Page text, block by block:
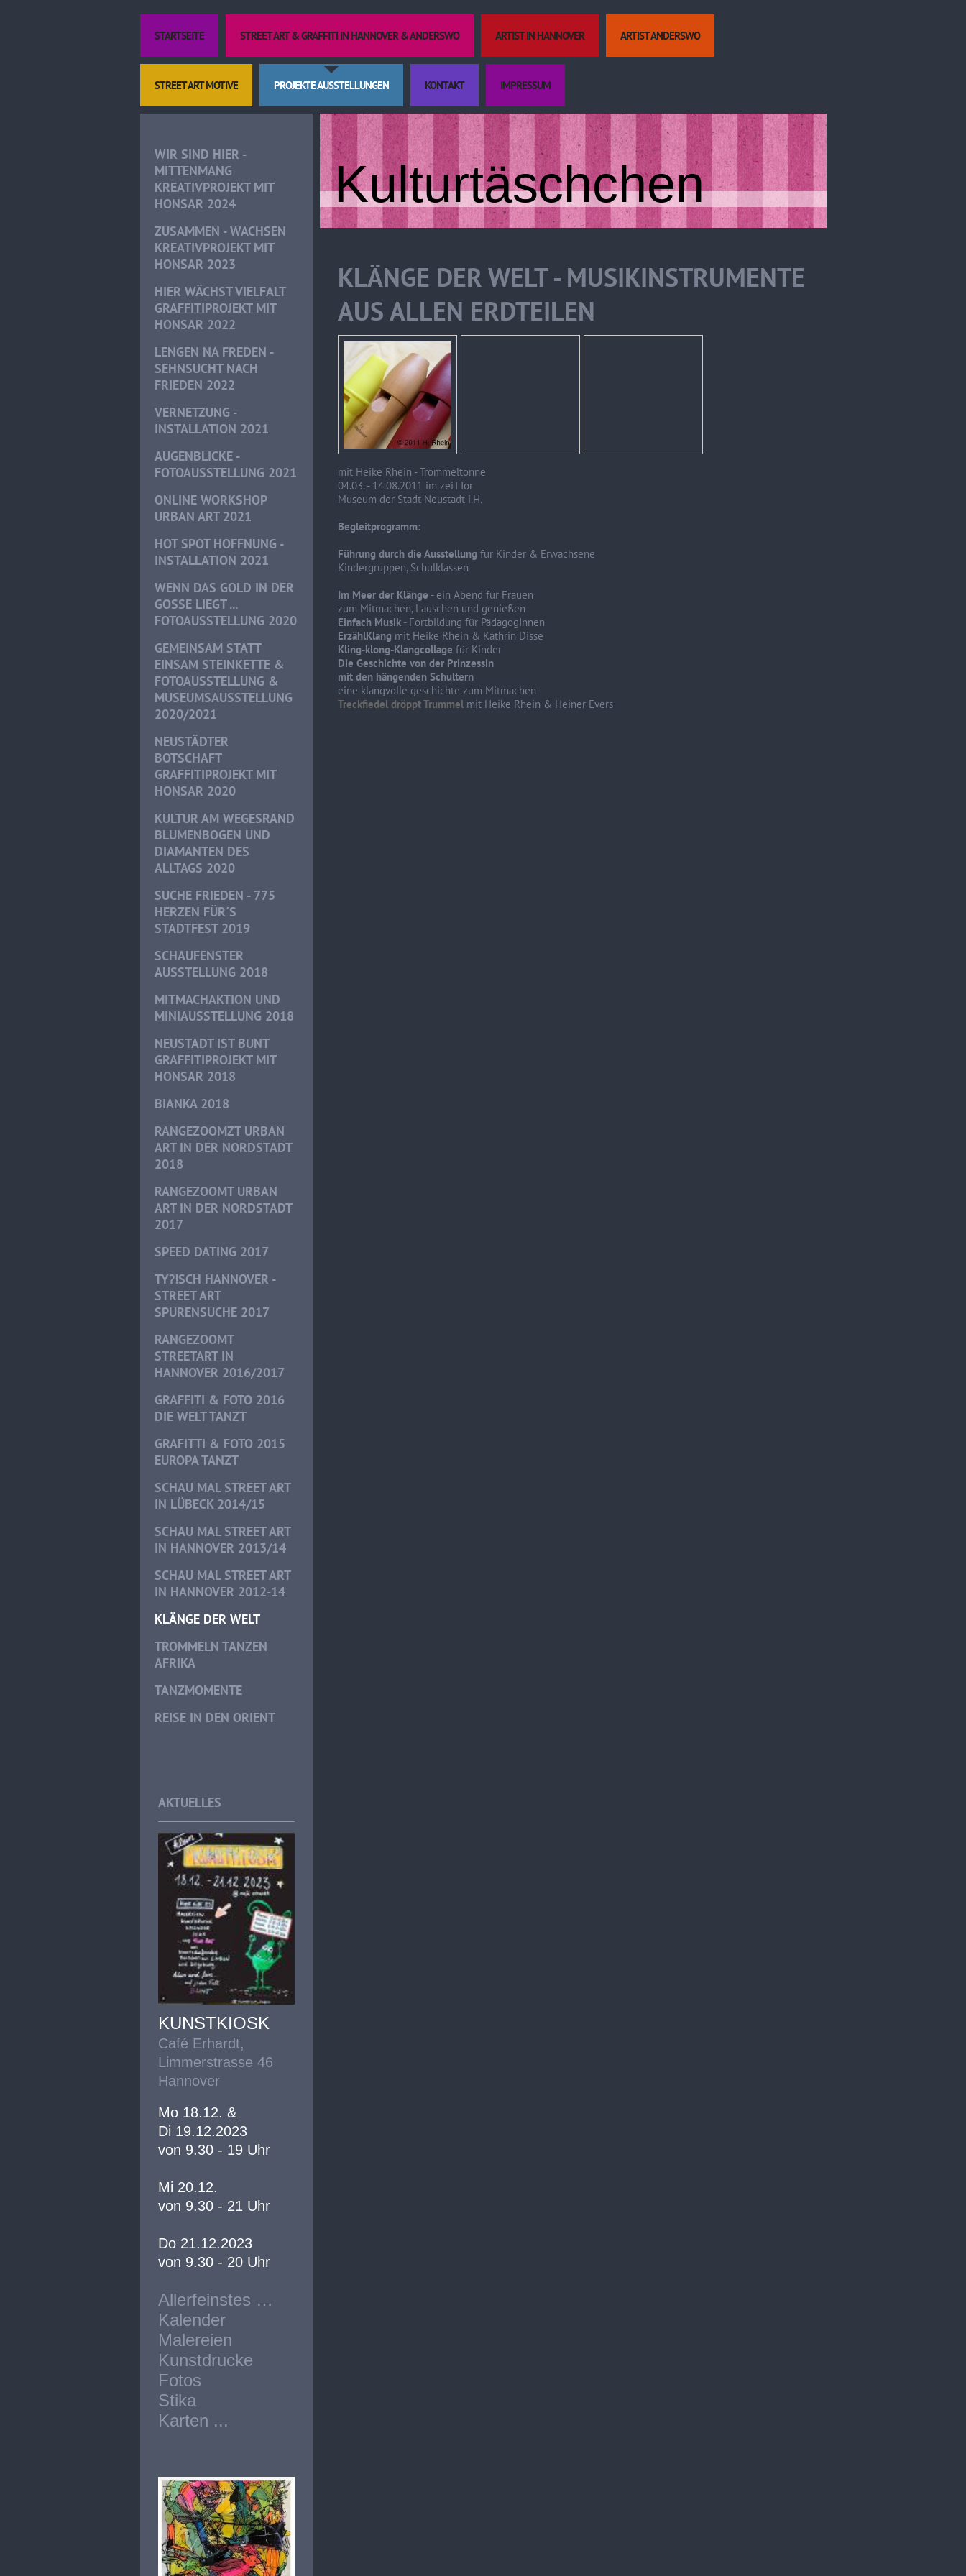
STARTSEITE STREET ART & GRAFFITI IN HANNOVER & ANDERSWO ARTIST IN HANNOVER ARTIST ANDERSWO
STREET ART MOTIVE PROJEKTE AUSSTELLUNGEN KONTAKT IMPRESSUM
WIR SIND HIER -
MITTENMANG
KREATIVPROJEKT MIT
HONSAR 2024
ZUSAMMEN - WACHSEN
KREATIVPROJEKT MIT
HONSAR 2023
HIER WÄCHST VIELFALT
GRAFFITIPROJEKT MIT
HONSAR 2022
LENGEN NA FREDEN -
SEHNSUCHT NACH
FRIEDEN 2022
VERNETZUNG -
INSTALLATION 2021
AUGENBLICKE -
FOTOAUSSTELLUNG 2021
ONLINE WORKSHOP
URBAN ART 2021
HOT SPOT HOFFNUNG -
INSTALLATION 2021
WENN DAS GOLD IN DER
GOSSE LIEGT ...
FOTOAUSSTELLUNG 2020
GEMEINSAM STATT
EINSAM STEINKETTE &
FOTOAUSSTELLUNG &
MUSEUMSAUSSTELLUNG
2020/2021
NEUSTÄDTER
BOTSCHAFT
GRAFFITIPROJEKT MIT
HONSAR 2020
KULTUR AM WEGESRAND
BLUMENBOGEN UND
DIAMANTEN DES
ALLTAGS 2020
SUCHE FRIEDEN - 775
HERZEN FÜR´S
STADTFEST 2019
SCHAUFENSTER
AUSSTELLUNG 2018
MITMACHAKTION UND
MINIAUSSTELLUNG 2018
NEUSTADT IST BUNT
GRAFFITIPROJEKT MIT
HONSAR 2018
BIANKA 2018
RANGEZOOMZT URBAN
ART IN DER NORDSTADT
2018
RANGEZOOMT URBAN
ART IN DER NORDSTADT
2017
SPEED DATING 2017
TY?!SCH HANNOVER -
STREET ART
SPURENSUCHE 2017
RANGEZOOMT
STREETART IN
HANNOVER 2016/2017
GRAFFITI & FOTO 2016
DIE WELT TANZT
GRAFITTI & FOTO 2015
EUROPA TANZT
SCHAU MAL STREET ART
IN LÜBECK 2014/15
SCHAU MAL STREET ART
IN HANNOVER 2013/14
SCHAU MAL STREET ART
IN HANNOVER 2012-14
KLÄNGE DER WELT
TROMMELN TANZEN
AFRIKA
TANZMOMENTE
REISE IN DEN ORIENT
AKTUELLES
KUNSTKIOSK
Café Erhardt,
Limmerstrasse 46
Hannover
Mo 18.12. &
Di 19.12.2023
von 9.30 - 19 Uhr
Mi 20.12.
von 9.30 - 21 Uhr
Do 21.12.2023
von 9.30 - 20 Uhr
Allerfeinstes …
Kalender
Malereien
Kunstdrucke
Fotos
Stika
Karten ...
Kulturtäschchen
KLÄNGE DER WELT - MUSIKINSTRUMENTE
AUS ALLEN ERDTEILEN
mit Heike Rhein - Trommeltonne
04.03. - 14.08.2011 im zeiTTor
Museum der Stadt Neustadt i.H.
Begleitprogramm:
Führung durch die Ausstellung für Kinder & Erwachsene
Kindergruppen, Schulklassen
Im Meer der Klänge - ein Abend für Frauen
zum Mitmachen, Lauschen und genießen
Einfach Musik- Fortbildung für PädagogInnen
ErzählKlang mit Heike Rhein & Kathrin Disse
Kling-klong-Klangcollage für Kinder
Die Geschichte von der Prinzessin
mit den hängenden Schultern
eine klangvolle geschichte zum Mitmachen
Treckfiedel dröppt Trummelmit Heike Rhein & Heiner Evers